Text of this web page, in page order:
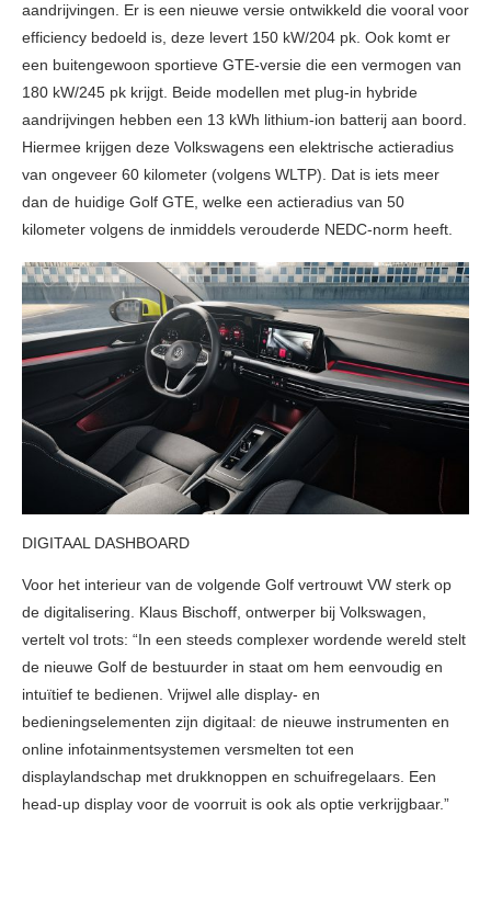
aandrijvingen. Er is een nieuwe versie ontwikkeld die vooral voor
efficiency bedoeld is, deze levert 150 kW/204 pk. Ook komt er
een buitengewoon sportieve GTE-versie die een vermogen van
180 kW/245 pk krijgt. Beide modellen met plug-in hybride
aandrijvingen hebben een 13 kWh lithium-ion batterij aan boord.
Hiermee krijgen deze Volkswagens een elektrische actieradius
van ongeveer 60 kilometer (volgens WLTP). Dat is iets meer
dan de huidige Golf GTE, welke een actieradius van 50
kilometer volgens de inmiddels verouderde NEDC-norm heeft.
DIGITAAL DASHBOARD
Voor het interieur van de volgende Golf vertrouwt VW sterk op
de digitalisering. Klaus Bischoff, ontwerper bij Volkswagen,
vertelt vol trots: “In een steeds complexer wordende wereld stelt
de nieuwe Golf de bestuurder in staat om hem eenvoudig en
intuïtief te bedienen. Vrijwel alle display- en
bedieningselementen zijn digitaal: de nieuwe instrumenten en
online infotainmentsystemen versmelten tot een
displaylandschap met drukknoppen en schuifregelaars. Een
head-up display voor de voorruit is ook als optie verkrijgbaar.”